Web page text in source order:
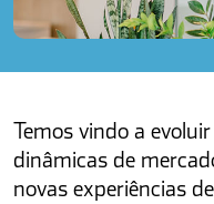
Contacto
Não Contrabando
Temos vindo a
dinâmicas de
novas experiências